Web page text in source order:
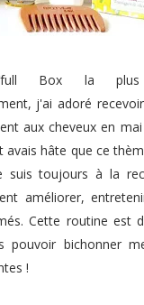
Box la plus
j'ai adoré
aux cheveux en
avais hâte que ce
suis toujours à la
améliorer,
Cette routine est
bichonner
!